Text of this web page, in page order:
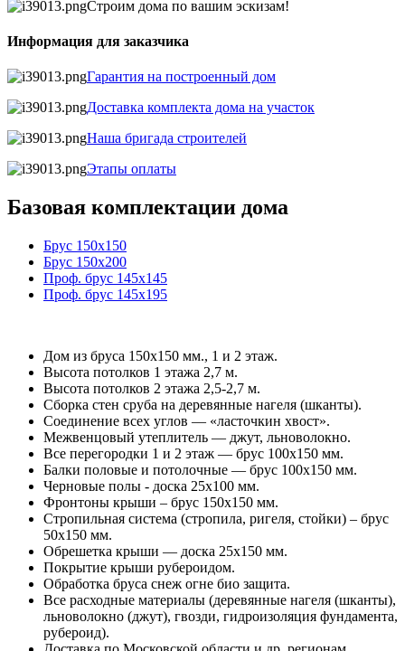
Строим дома по вашим эскизам!
Информация для заказчика
Гарантия на построенный дом
Доставка комплекта дома на участок
Наша бригада строителей
Этапы оплаты
Базовая комплектации дома
Брус 150х150
Брус 150х200
Проф. брус 145х145
Проф. брус 145х195
Дом из бруса 150х150 мм., 1 и 2 этаж.
Высота потолков 1 этажа 2,7 м.
Высота потолков 2 этажа 2,5-2,7 м.
Сборка стен сруба на деревянные нагеля (шканты).
Соединение всех углов — «ласточкин хвост».
Межвенцовый утеплитель — джут, льноволокно.
Все перегородки 1 и 2 этаж — брус 100х150 мм.
Балки половые и потолочные — брус 100х150 мм.
Черновые полы - доска 25х100 мм.
Фронтоны крыши – брус 150х150 мм.
Стропильная система (стропила, ригеля, стойки) – брус
50х150 мм.
Обрешетка крыши — доска 25х150 мм.
Покрытие крыши рубероидом.
Обработка бруса снеж огне био защита.
Все расходные материалы (деревянные нагеля (шканты),
льноволокно (джут), гвозди, гидроизоляция фундамента,
рубероид).